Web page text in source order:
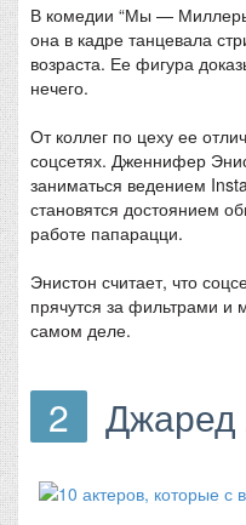
В комедии “Мы —
она в кадре танцевала
возраста. Ее фигура
нечего.
От коллег по цеху ее
соцсетях. Дженнифер
заниматься ведением
становятся достоянием
работе папарацци.
Энистон считает, что
прячутся за фильтрами и
самом деле.
2 Джаред